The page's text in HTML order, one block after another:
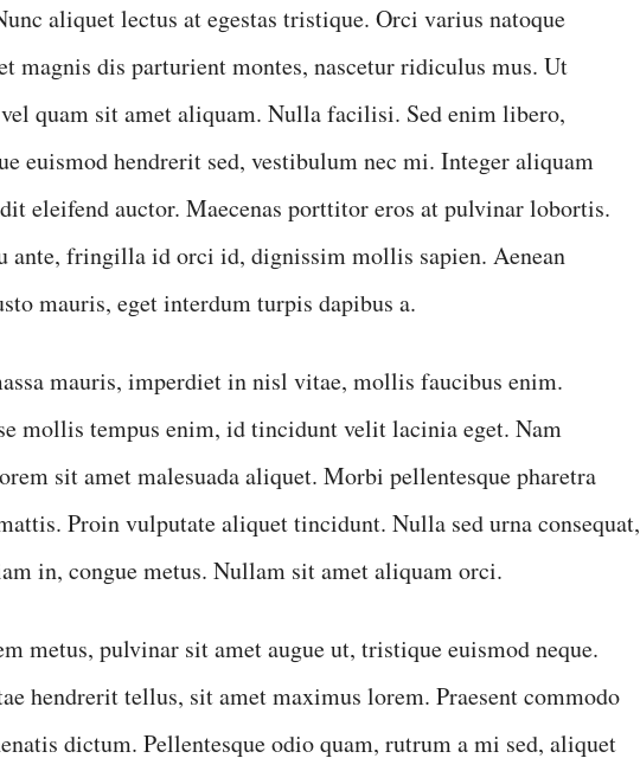
aliquet lectus at egestas tristique. Orci varius natoque
magnis dis parturient montes, nascetur ridiculus mus. Ut
quam sit amet aliquam. Nulla facilisi. Sed enim libero,
euismod hendrerit sed, vestibulum nec mi. Integer aliquam
eleifend auctor. Maecenas porttitor eros at pulvinar lobortis.
ante, fringilla id orci id, dignissim mollis sapien. Aenean
mauris, eget interdum turpis dapibus a.
mauris, imperdiet in nisl vitae, mollis faucibus enim.
mollis tempus enim, id tincidunt velit lacinia eget. Nam
sit amet malesuada aliquet. Morbi pellentesque pharetra
Proin vulputate aliquet tincidunt. Nulla sed urna consequat,
in, congue metus. Nullam sit amet aliquam orci.
metus, pulvinar sit amet augue ut, tristique euismod neque.
hendrerit tellus, sit amet maximus lorem. Praesent commodo
dictum. Pellentesque odio quam, rutrum a mi sed, aliquet